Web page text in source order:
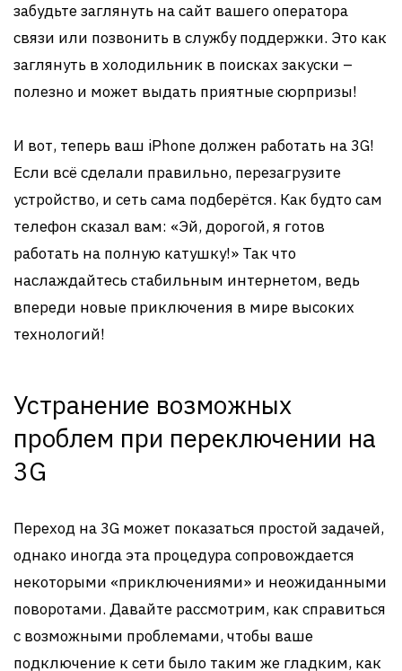
забудьте заглянуть на сайт вашего оператора
связи или позвонить в службу поддержки. Это как
заглянуть в холодильник в поисках закуски –
полезно и может выдать приятные сюрпризы!
И вот, теперь ваш iPhone должен работать на 3G!
Если всё сделали правильно, перезагрузите
устройство, и сеть сама подберётся. Как будто сам
телефон сказал вам: «Эй, дорогой, я готов
работать на полную катушку!» Так что
наслаждайтесь стабильным интернетом, ведь
впереди новые приключения в мире высоких
технологий!
Устранение возможных
проблем при переключении на
3G
Переход на 3G может показаться простой задачей,
однако иногда эта процедура сопровождается
некоторыми «приключениями» и неожиданными
поворотами. Давайте рассмотрим, как справиться
с возможными проблемами, чтобы ваше
подключение к сети было таким же гладким, как